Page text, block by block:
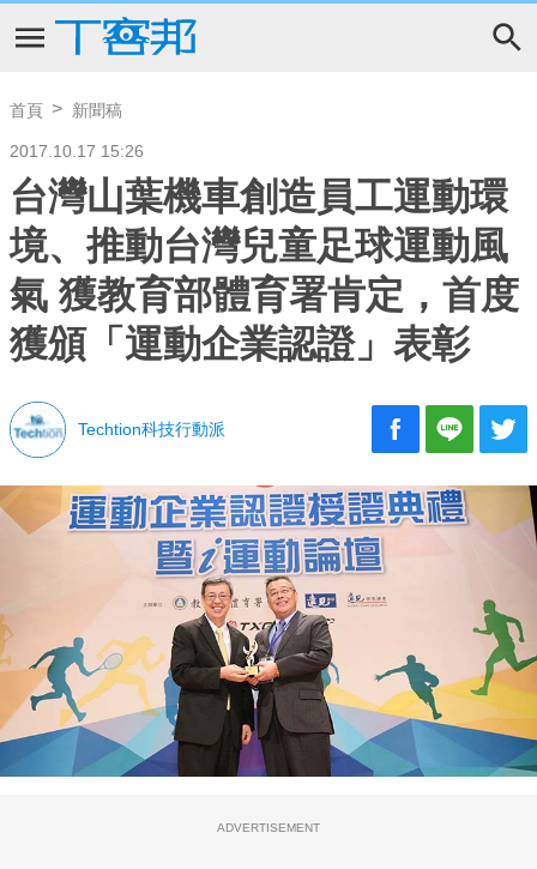
首頁 新聞稿
2017.10.17 15:26
台灣山葉機車創造員工運動環
境、推動台灣兒童足球運動風
氣 獲教育部體育署肯定，首度
獲頒「運動企業認證」表彰
Techtion科技行動派
ADVERTISEMENT